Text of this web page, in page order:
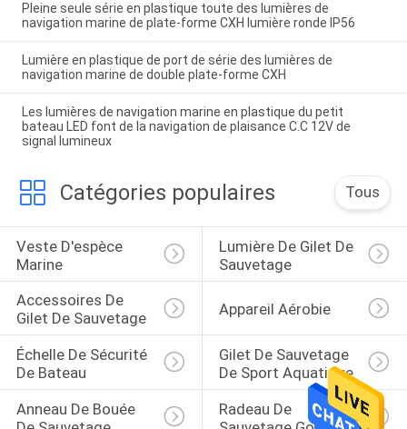
Pleine seule série en plastique toute des lumières de
navigation marine de plate-forme CXH lumière ronde IP56
Lumière en plastique de port de série des lumières de
navigation marine de double plate-forme CXH
Les lumières de navigation marine en plastique du petit
bateau LED font de la navigation de plaisance C.C 12V de
signal lumineux
Catégories populaires Tous
Veste D'espèce
Marine
Lumière De Gilet De
Sauvetage
Accessoires De
Gilet De Sauvetage
Appareil Aérobie
Échelle De Sécurité
De Bateau
Gilet De Sauvetage
De Sport Aquatique
Anneau De Bouée
Radeau De